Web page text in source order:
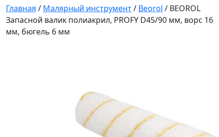
Главная / Малярный инструмент/ Beorol / BEOROL
Запасной валик полиакрил, PROFY D45/90 мм, ворс 16
мм, бюгель 6 мм